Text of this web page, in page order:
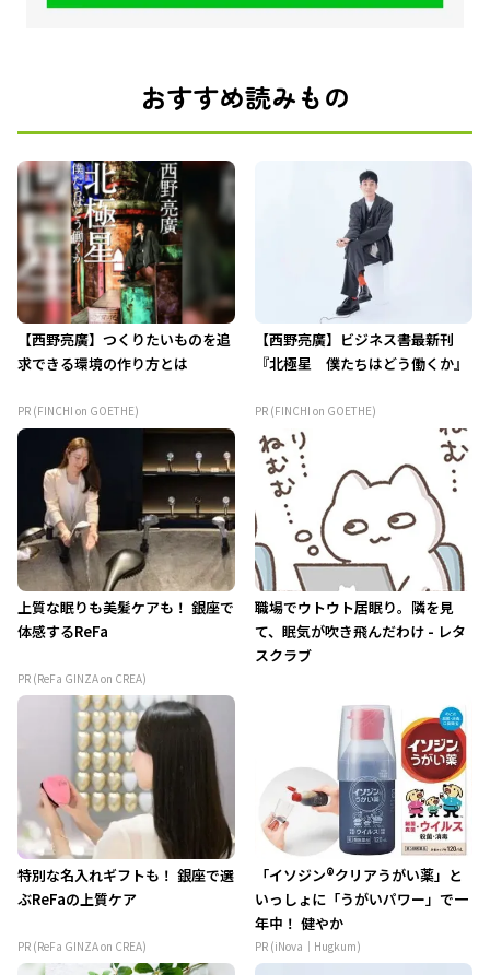
おすすめ読みもの
【西野亮廣】つくりたいものを追
求できる環境の作り方とは
PR (FINCHI on GOETHE)
【西野亮廣】ビジネス書最新刊
『北極星 僕たちはどう働くか』
PR (FINCHI on GOETHE)
上質な眠りも美髪ケアも！ 銀座で
体感するReFa
PR (ReFa GINZA on CREA)
職場でウトウト居眠り。隣を見
て、眠気が吹き飛んだわけ - レタ
スクラブ
特別な名入れギフトも！ 銀座で選
ぶReFaの上質ケア
PR (ReFa GINZA on CREA)
「イソジン®クリアうがい薬」と
いっしょに「うがいパワー」で一
年中！ 健やか
PR (iNova｜Hugkum)